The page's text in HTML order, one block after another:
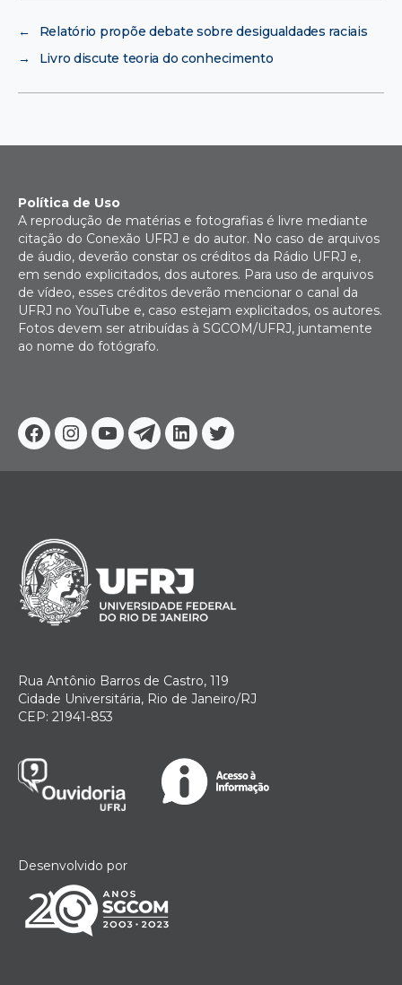
←
Relatório propõe debate sobre desigualdades raciais
→
Livro discute teoria do conhecimento
Facebook
Instagram
YoutubeTelegram
Linkedin
Twitter
Política de Uso
A reprodução de matérias e fotografias é livre mediante
citação do Conexão UFRJ e do autor. No caso de arquivos
de áudio, deverão constar os créditos da Rádio UFRJ e,
em sendo explicitados, dos autores. Para uso de arquivos
de vídeo, esses créditos deverão mencionar o canal da
UFRJ no YouTube e, caso estejam explicitados, os autores.
Fotos devem ser atribuídas à SGCOM/UFRJ, juntamente
ao nome do fotógrafo.
Rua Antônio Barros de Castro, 119
Cidade Universitária, Rio de Janeiro/RJ
CEP: 21941-853
Desenvolvido por